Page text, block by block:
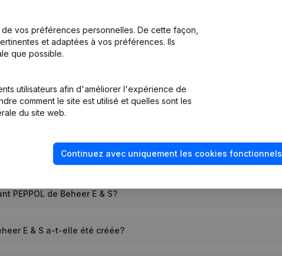
Ouverture Succursale, etc...)
de TVA de Beheer E & S?
PEPPOL de Beheer E & S?
E & S a-t-elle été créée?
vos préférences personnelles. De cette façon,
et adaptées à vos préférences. Ils
que possible.
utilisateurs afin d'améliorer l'expérience de
comment le site est utilisé et quelles sont les
du site web.
Continuez avec uniquement les cookies fonctionnels